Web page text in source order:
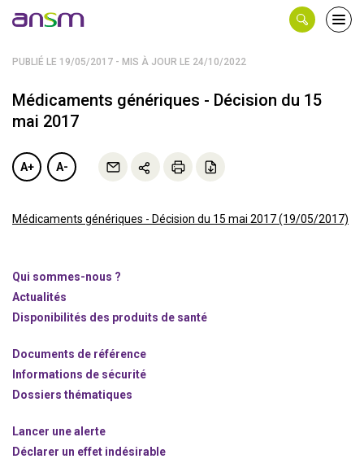
PUBLIÉ LE 19/05/2017 - MIS À JOUR LE 24/10/2022
Médicaments génériques - Décision du 15
mai 2017
A+ A-
Médicaments génériques - Décision du 15 mai 2017 (19/05/2017)
Qui sommes-nous ?
Actualités
Disponibilités des produits de santé
Documents de référence
Informations de sécurité
Dossiers thématiques
Lancer une alerte
Déclarer un effet indésirable